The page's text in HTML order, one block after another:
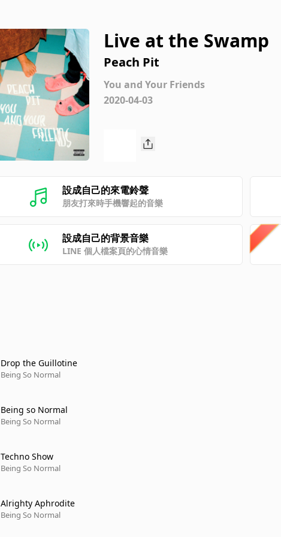
Live at the Swamp
Peach Pit
You and Your Friends
2020-04-03
設成自己的來電鈴聲
朋友打來時手機響起的音樂
設成自己的背景音樂
LINE 個人檔案頁的心情音樂
Drop the Guillotine
Being So Normal
Being so Normal
Being So Normal
Techno Show
Being So Normal
Alrighty Aphrodite
Being So Normal